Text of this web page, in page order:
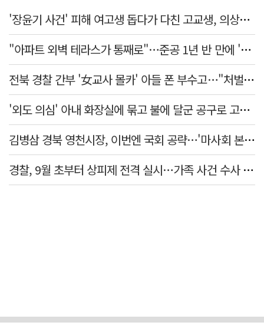
'장윤기 사건' 피해 여고생 돕다가 다친 고교생, 의상자 인정
"아파트 외벽 테라스가 통째로"…준공 1년 반 만에 '아찔 사고'
전북 경찰 간부 '女교사 몰카' 아들 폰 부수고…"처벌 못하는 사안" 내부망에 글
'외도 의심' 아내 화장실에 묶고 불에 달군 공구로 고문…남편 검거
김병삼 경북 영천시장, 이번엔 국회 공략…'마사회 본사 이전·광역교통망 확충' 요청
경찰, 9월 초부터 상피제 전격 실시…가족 사건 수사 못해